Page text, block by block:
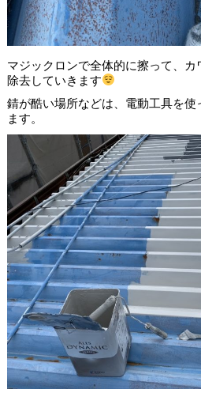
マジックロンで全体的に擦って、
除去していきます
錆が酷い場所などは、電動工具を使
ます。